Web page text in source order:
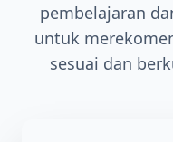
pembelajaran
untuk
sesuai dan